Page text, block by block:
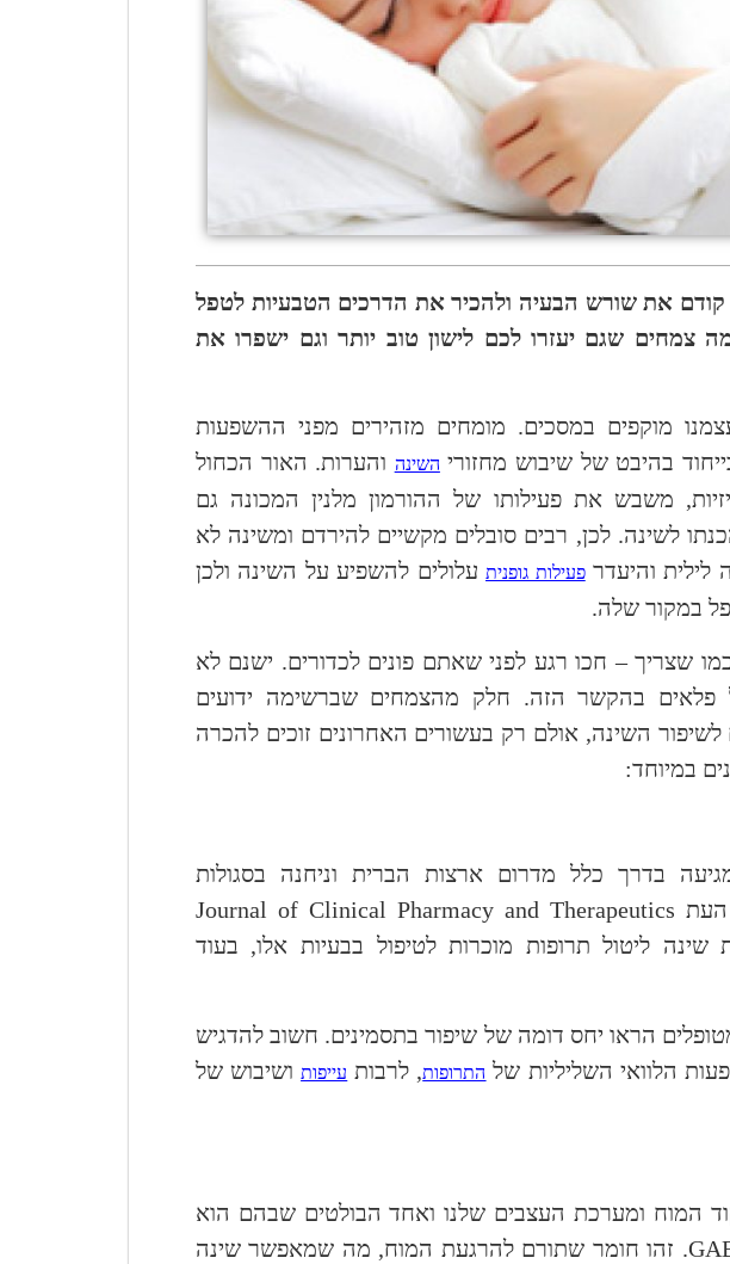
קודם את שורש הבעיה ולהכיר את הדרכים הטבעיות לטפל
צמחים שגם יעזרו לכם לישון טוב יותר וגם ישפרו את
מוקפים במסכים. מומחים מזהירים מפני ההשפעות
בהיבט של שיבוש מחזורי השינה והערות. האור הכחול
משבש את פעילותו של ההורמון מלנין המכונה גם
לשינה. לכן, רבים סובלים מקשיים להירדם ומשינה לא
לילית והיעדרפעילות גופניתעלולים להשפיע על השינה ולכן
במקור שלה.
שצריך – חכו רגע לפני שאתם פונים לכדורים. ישנם לא
פלאים בהקשר הזה. חלק מהצמחים שברשימה ידועים
לשיפור השינה, אולם רק בעשורים האחרונים זוכים להכרה
במיוחד:
בדרך כלל מדרום ארצות הברית וניחנה בסגולות
Journal of Clinical Pharmacy and Therapeutics
ליטול תרופות מוכרות לטיפול בבעיות אלו, בעוד
הראו יחס דומה של שיפור בתסמינים. חשוב להדגיש
הלוואי השליליות של התרופות, לרבות עייפותושיבוש של
המוח ומערכת העצבים שלנו ואחד הבולטים שבהם הוא
. זהו חומר שתורם להרגעת המוח, מה שמאפשר שינה